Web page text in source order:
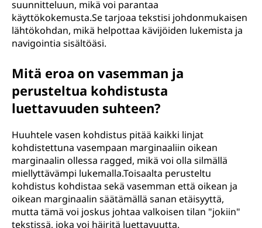
suunnitteluun, mikä voi parantaa
käyttökokemusta.Se tarjoaa tekstisi johdonmukaisen
lähtökohdan, mikä helpottaa kävijöiden lukemista ja
navigointia sisältöäsi.
Mitä eroa on vasemman ja
perusteltua kohdistusta
luettavuuden suhteen?
Huuhtele vasen kohdistus pitää kaikki linjat
kohdistettuna vasempaan marginaaliin oikean
marginaalin ollessa ragged, mikä voi olla silmällä
miellyttävämpi lukemalla.Toisaalta perusteltu
kohdistus kohdistaa sekä vasemman että oikean ja
oikean marginaalin säätämällä sanan etäisyyttä,
mutta tämä voi joskus johtaa valkoisen tilan "jokiin"
tekstissä, joka voi häiritä luettavuutta.